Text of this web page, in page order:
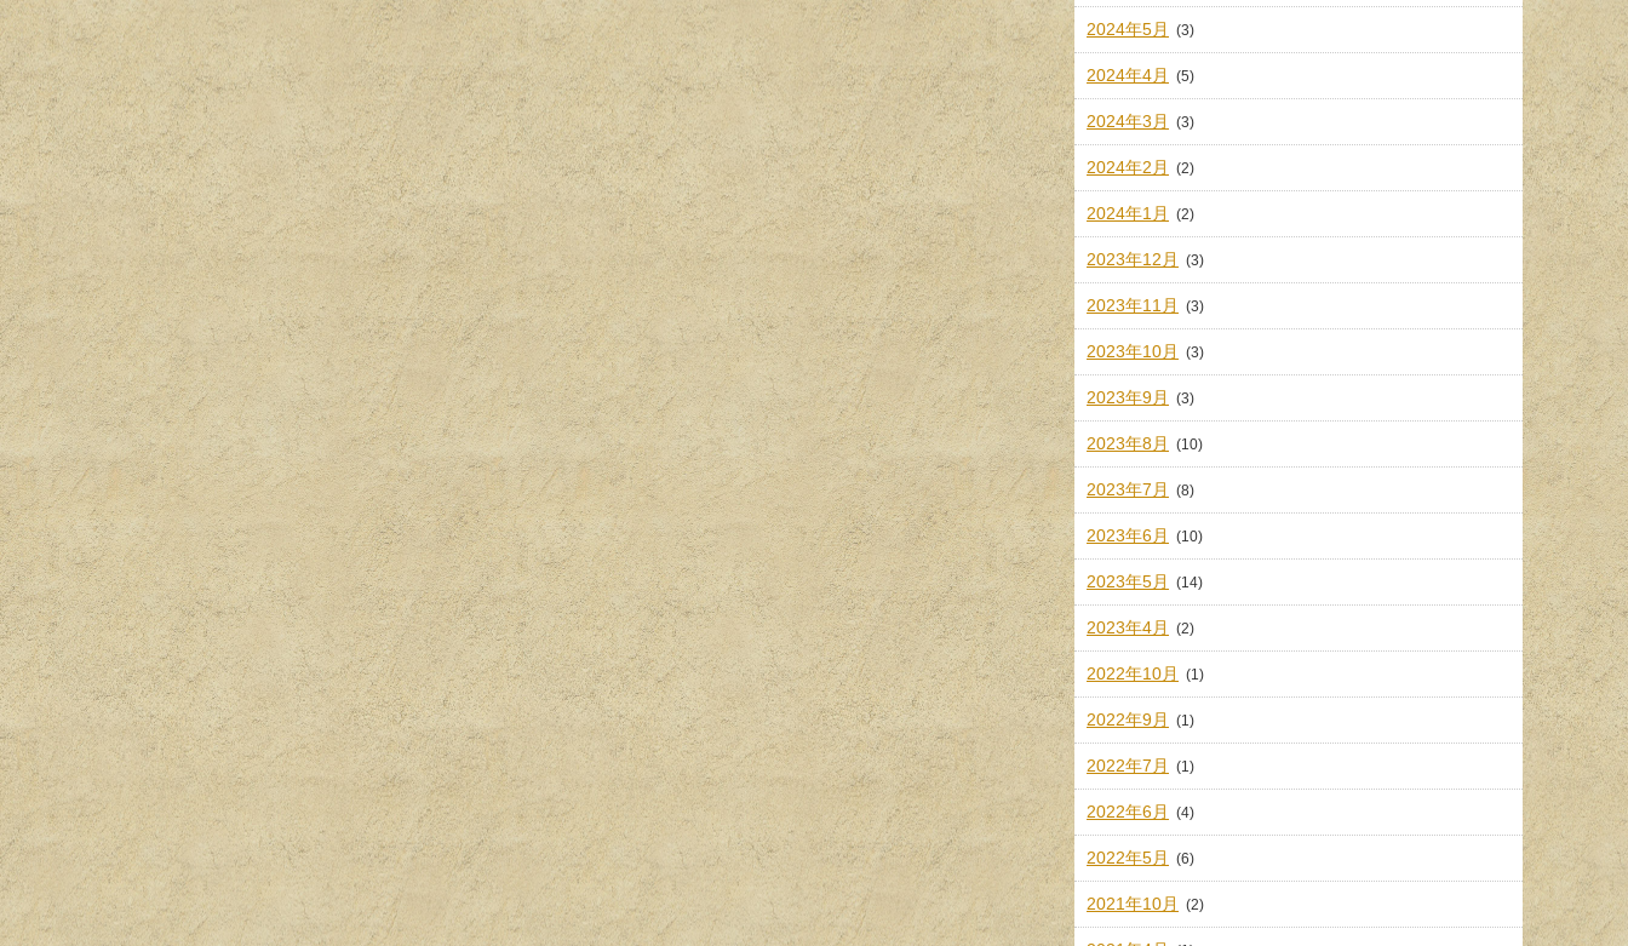
2024年5月 (3)
2024年4月 (5)
2024年3月 (3)
2024年2月 (2)
2024年1月 (2)
2023年12月 (3)
2023年11月 (3)
2023年10月 (3)
2023年9月 (3)
2023年8月 (10)
2023年7月 (8)
2023年6月 (10)
2023年5月 (14)
2023年4月 (2)
2022年10月 (1)
2022年9月 (1)
2022年7月 (1)
2022年6月 (4)
2022年5月 (6)
2021年10月 (2)